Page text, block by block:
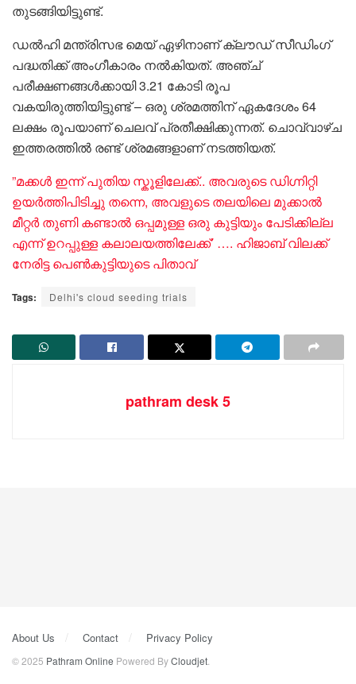
തുടങ്ങിയിട്ടുണ്ട്.
ഡൽഹി മന്ത്രിസഭ മെയ് ഏഴിനാണ് ക്ലൗഡ് സീഡിംഗ്
പദ്ധതിക്ക് അംഗീകാരം നൽകിയത്. അഞ്ച്
പരീക്ഷണങ്ങൾക്കായി 3.21 കോടി രൂപ
വകയിരുത്തിയിട്ടുണ്ട് – ഒരു ശ്രമത്തിന് ഏകദേശം 64
ലക്ഷം രൂപയാണ് ചെലവ് പ്രതീക്ഷിക്കുന്നത്. ചൊവ്വാഴ്ച
ഇത്തരത്തിൽ രണ്ട് ശ്രമങ്ങളാണ് നടത്തിയത്.
”മക്കൾ ഇന്ന് പുതിയ സ്കൂളിലേക്ക്.. അവരുടെ ഡിഗ്നിറ്റി
ഉയർത്തിപിടിച്ചു തന്നെ, അവളുടെ തലയിലെ മുക്കാൽ
മീറ്റർ തുണി കണ്ടാൽ ഒപ്പമുള്ള ഒരു കുട്ടിയും പേടിക്കില്ല
എന്ന് ഉറപ്പുള്ള കലാലയത്തിലേക്ക്’ …. ഹിജാബ് വിലക്ക്
നേരിട്ട പെൺകുട്ടിയു‌ടെ പിതാവ്
Tags: Delhi's cloud seeding trials
pathram desk 5
About Us Contact Privacy Policy
© 2025 Pathram Online Powered ByCloudjet